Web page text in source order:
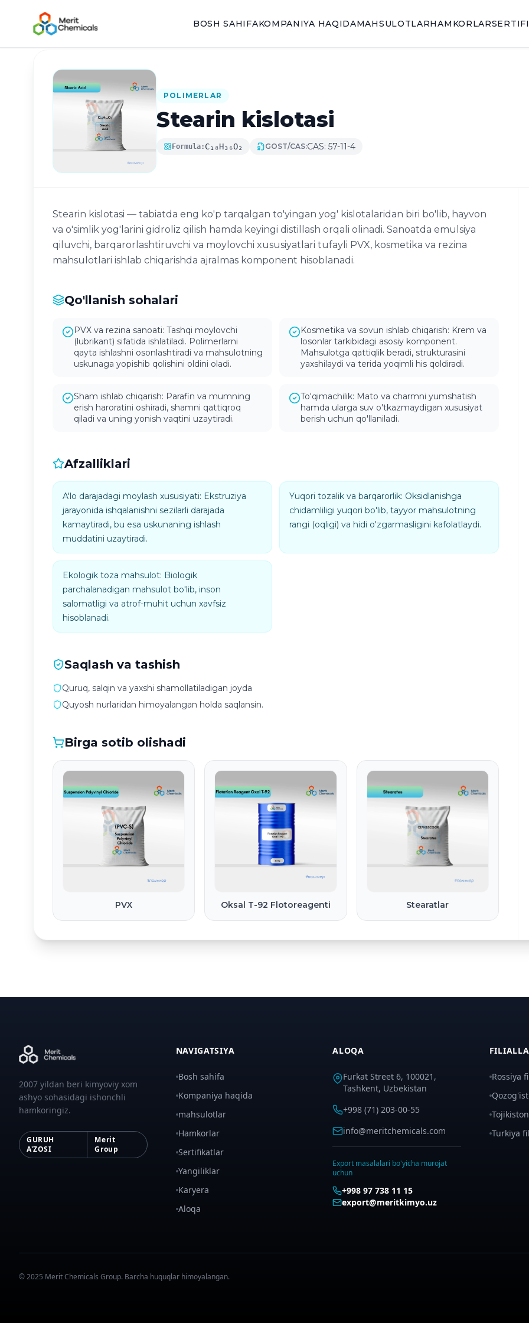
BOSH SAHIFAKOMPANIYA HAQIDAMAHSULOTLARHAMKORLAR
Katalogga qaytish
POLIMERLAR
Stearin kislotasi
Formula: C₁₈H₃₆O₂ GOST/CAS:CAS: 57-11-4
Stearin kislotasi — tabiatda eng ko'p tarqalgan to'yingan yog' kislotalaridan biri bo'lib, hayvon
va o'simlik yog'larini gidroliz qilish hamda keyingi distillash orqali olinadi. Sanoatda emulsiya
qiluvchi, barqarorlashtiruvchi va moylovchi xususiyatlari tufayli PVX, kosmetika va rezina
mahsulotlari ishlab chiqarishda ajralmas komponent hisoblanadi.
Qo'llanish sohalari
PVX va rezina sanoati: Tashqi moylovchi
(lubrikant) sifatida ishlatiladi. Polimerlarni
qayta ishlashni osonlashtiradi va mahsulotning
uskunaga yopishib qolishini oldini oladi.
Kosmetika va sovun ishlab chiqarish: Krem va
losonlar tarkibidagi asosiy komponent.
Mahsulotga qattiqlik beradi, strukturasini
yaxshilaydi va terida yoqimli his qoldiradi.
Sham ishlab chiqarish: Parafin va mumning
erish haroratini oshiradi, shamni qattiqroq
qiladi va uning yonish vaqtini uzaytiradi.
To'qimachilik: Mato va charmni yumshatish
hamda ularga suv o'tkazmaydigan xususiyat
berish uchun qo'llaniladi.
Afzalliklari
A'lo darajadagi moylash xususiyati: Ekstruziya
jarayonida ishqalanishni sezilarli darajada
kamaytiradi, bu esa uskunaning ishlash
muddatini uzaytiradi.
Yuqori tozalik va barqarorlik: Oksidlanishga
chidamliligi yuqori bo'lib, tayyor mahsulotning
rangi (oqligi) va hidi o'zgarmasligini kafolatlaydi.
Ekologik toza mahsulot: Biologik
parchalanadigan mahsulot bo'lib, inson
salomatligi va atrof-muhit uchun xavfsiz
hisoblanadi.
Saqlash va tashish
Quruq, salqin va yaxshi shamollatiladigan joyda
Quyosh nurlaridan himoyalangan holda saqlansin.
Birga sotib olishadi
PVX Oksal T-92 Flotoreagenti Stearatlar
2007 yildan beri kimyoviy xom
ashyo sohasidagi ishonchli
hamkoringiz.
GURUH
A'ZOSI
Merit
Group
NAVIGATSIYA
Bosh sahifa
Kompaniya haqida
mahsulotlar
Hamkorlar
Sertifikatlar
Yangiliklar
Karyera
Aloqa
ALOQA
Furkat Street 6, 100021,
Tashkent, Uzbekistan
+998 (71) 203-00-55
info@meritchemicals.com
Export masalalari bo'yicha murojat
uchun
+998 97 738 11 15
export@meritkimyo.uz
Rossiya
Turkiya
© 2025 Merit Chemicals Group. Barcha huquqlar himoyalangan.